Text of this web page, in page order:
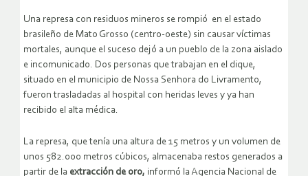
Una represa con residuos mineros se rompió en el estado
brasileño de Mato Grosso (centro-oeste) sin causar víctimas
mortales, aunque el suceso dejó a un pueblo de la zona aislado
e incomunicado. Dos personas que trabajan en el dique,
situado en el municipio de Nossa Senhora do Livramento,
fueron trasladadas al hospital con heridas leves y ya han
recibido el alta médica.
La represa, que tenía una altura de 15 metros y un volumen de
unos 582.000 metros cúbicos, almacenaba restos generados a
partir de la extracción de oro, informó la Agencia Nacional de